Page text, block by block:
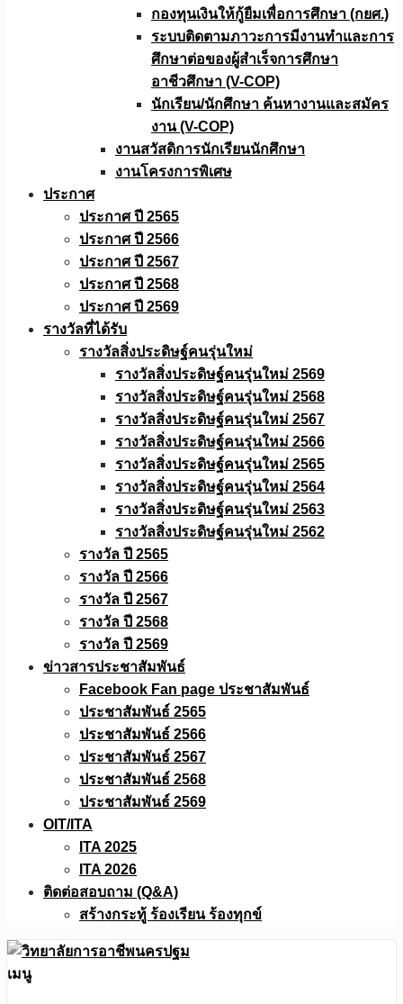
กองทุนเงินให้กู้ยืมเพื่อการศึกษา (กยศ.)
ระบบติดตามภาวะการมีงานทำและการ
ศึกษาต่อของผู้สำเร็จการศึกษา
อาชีวศึกษา (V-COP)
นักเรียน/นักศึกษา ค้นหางานและสมัคร
งาน (V-COP)
งานสวัสดิการนักเรียนนักศึกษา
งานโครงการพิเศษ
ประกาศ
ประกาศ ปี 2565
ประกาศ ปี 2566
ประกาศ ปี 2567
ประกาศ ปี 2568
ประกาศ ปี 2569
รางวัลที่ได้รับ
รางวัลสิ่งประดิษฐ์คนรุ่นใหม่
รางวัลสิ่งประดิษฐ์คนรุ่นใหม่ 2569
รางวัลสิ่งประดิษฐ์คนรุ่นใหม่ 2568
รางวัลสิ่งประดิษฐ์คนรุ่นใหม่ 2567
รางวัลสิ่งประดิษฐ์คนรุ่นใหม่ 2566
รางวัลสิ่งประดิษฐ์คนรุ่นใหม่ 2565
รางวัลสิ่งประดิษฐ์คนรุ่นใหม่ 2564
รางวัลสิ่งประดิษฐ์คนรุ่นใหม่ 2563
รางวัลสิ่งประดิษฐ์คนรุ่นใหม่ 2562
รางวัล ปี 2565
รางวัล ปี 2566
รางวัล ปี 2567
รางวัล ปี 2568
รางวัล ปี 2569
ข่าวสารประชาสัมพันธ์
Facebook Fan page ประชาสัมพันธ์
ประชาสัมพันธ์ 2565
ประชาสัมพันธ์ 2566
ประชาสัมพันธ์ 2567
ประชาสัมพันธ์ 2568
ประชาสัมพันธ์ 2569
OIT/ITA
ITA 2025
ITA 2026
ติดต่อสอบถาม (Q&A)
สร้างกระทู้ ร้องเรียน ร้องทุกข์
เมนู